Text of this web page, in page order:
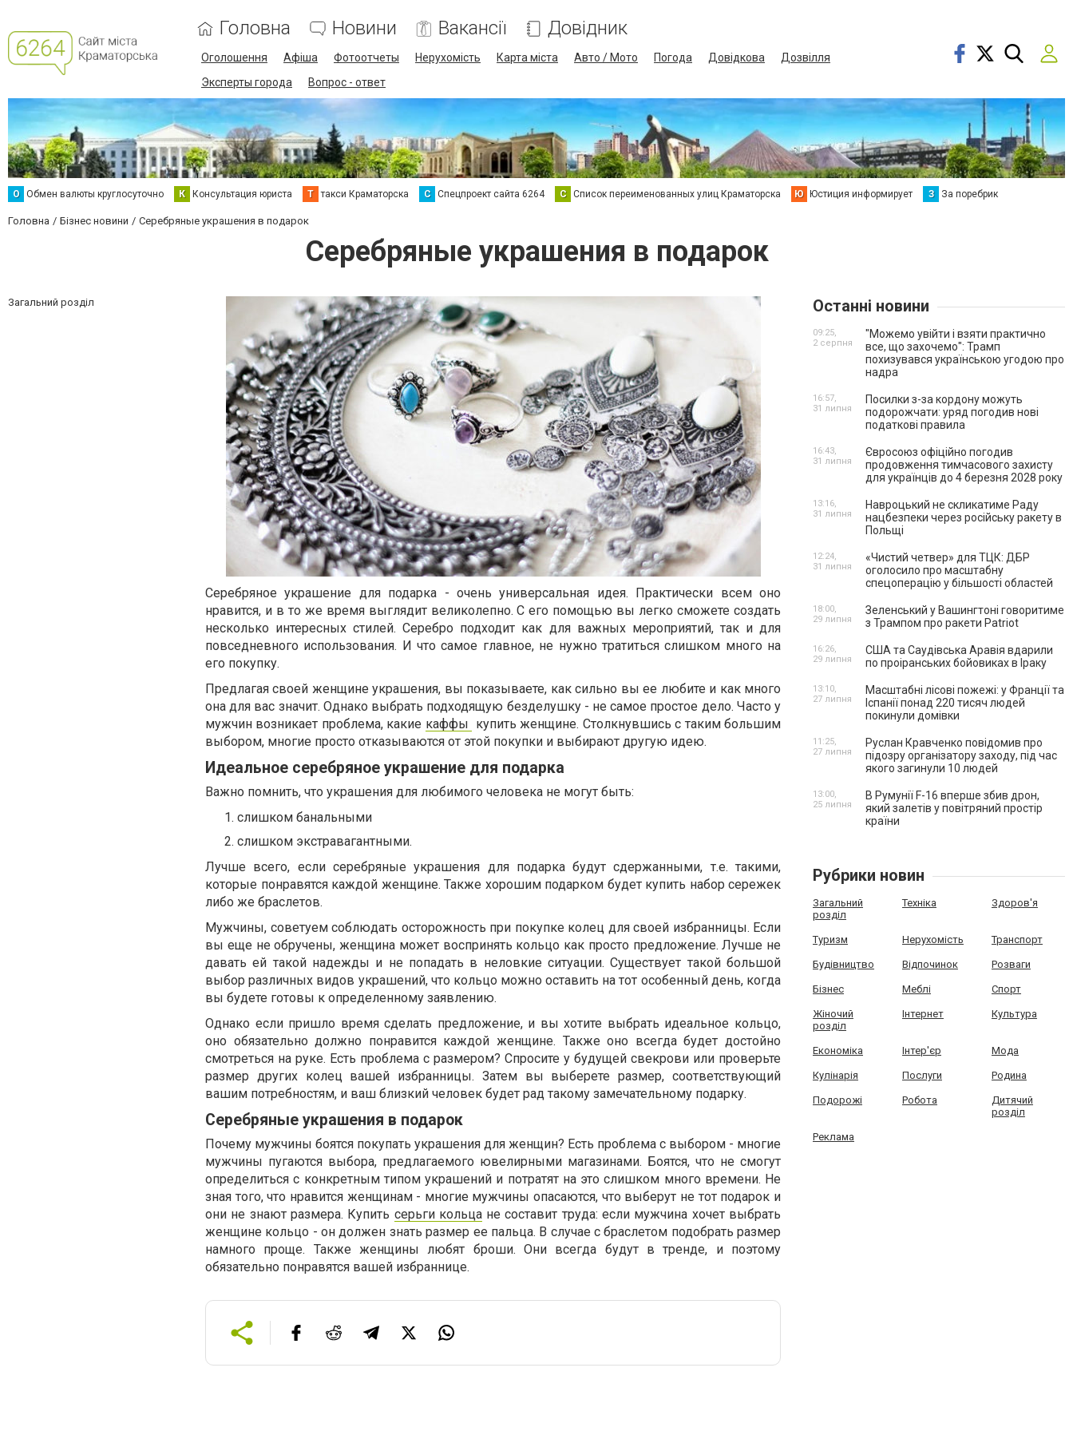
Головна Новини Вакансії Довідник
Оголошення Афіша Фотоотчеты Нерухомість Карта міста Авто / Мото Погода Довідкова
Дозвілля
Эксперты города
Вопрос - ответ
О Обмен валюты круглосуточно К Консультация юриста Т такси Краматорска С Спецпроект сайта 6264 С Список переименованных улиц Краматорска Ю Юстиция информирует З За поребрик
Головна Бізнес новини Серебряные украшения в подарок
Серебряные украшения в подарок
Загальний розділ
Серебряное украшение для подарка - очень универсальная идея. Практически всем оно
нравится, и в то же время выглядит великолепно. С его помощью вы легко сможете создать
несколько интересных стилей. Серебро подходит как для важных мероприятий, так и для
повседневного использования. И что самое главное, не нужно тратиться слишком много на
его покупку.
Предлагая своей женщине украшения, вы показываете, как сильно вы ее любите и как много
она для вас значит. Однако выбрать подходящую безделушку - не самое простое дело. Часто у
мужчин возникает проблема, какие каффы купить женщине. Столкнувшись с таким большим
выбором, многие просто отказываются от этой покупки и выбирают другую идею.
Идеальное серебряное украшение для подарка
Важно помнить, что украшения для любимого человека не могут быть:
слишком банальными
слишком экстравагантными.
Лучше всего, если серебряные украшения для подарка будут сдержанными, т.е. такими,
которые понравятся каждой женщине. Также хорошим подарком будет купить набор сережек
либо же браслетов.
Мужчины, советуем соблюдать осторожность при покупке колец для своей избранницы. Если
вы еще не обручены, женщина может воспринять кольцо как просто предложение. Лучше не
давать ей такой надежды и не попадать в неловкие ситуации. Существует такой большой
выбор различных видов украшений, что кольцо можно оставить на тот особенный день, когда
вы будете готовы к определенному заявлению.
Однако если пришло время сделать предложение, и вы хотите выбрать идеальное кольцо,
оно обязательно должно понравится каждой женщине. Также оно всегда будет достойно
смотреться на руке. Есть проблема с размером? Спросите у будущей свекрови или проверьте
размер других колец вашей избранницы. Затем вы выберете размер, соответствующий
вашим потребностям, и ваш близкий человек будет рад такому замечательному подарку.
Серебряные украшения в подарок
Почему мужчины боятся покупать украшения для женщин? Есть проблема с выбором - многие
мужчины пугаются выбора, предлагаемого ювелирными магазинами. Боятся, что не смогут
определиться с конкретным типом украшений и потратят на это слишком много времени. Не
зная того, что нравится женщинам - многие мужчины опасаются, что выберут не тот подарок и
они не знают размера. Купить серьги кольцане составит труда: если мужчина хочет выбрать
женщине кольцо - он должен знать размер ее пальца. В случае с браслетом подобрать размер
намного проще. Также женщины любят броши. Они всегда будут в тренде, и поэтому
обязательно понравятся вашей избраннице.
Останні новини
"Можемо увійти і взяти практично
все, що захочемо": Трамп
похизувався українською угодою про
надра
09:25,
2 серпня
Посилки з-за кордону можуть
подорожчати: уряд погодив нові
податкові правила
16:57,
31 липня
Євросоюз офіційно погодив
продовження тимчасового захисту
для українців до 4 березня 2028 року
16:43,
31 липня
Навроцький не скликатиме Раду
нацбезпеки через російську ракету в
Польщі
13:16,
31 липня
«Чистий четвер» для ТЦК: ДБР
оголосило про масштабну
спецоперацію у більшості областей
12:24,
31 липня
Зеленський у Вашингтоні говоритиме
з Трампом про ракети Patriot
18:00,
29 липня
США та Саудівська Аравія вдарили
по проіранських бойовиках в Іраку
16:26,
29 липня
Масштабні лісові пожежі: у Франції та
Іспанії понад 220 тисяч людей
покинули домівки
13:10,
27 липня
Руслан Кравченко повідомив про
підозру організатору заходу, під час
якого загинули 10 людей
11:25,
27 липня
В Румунії F-16 вперше збив дрон,
який залетів у повітряний простір
країни
13:00,
25 липня
Рубрики новин
Загальний
розділ
Техніка Здоров'я
Туризм Нерухомість Транспорт
Будівництво Відпочинок Розваги
Бізнес Меблі Спорт
Жіночий
розділ
Інтернет Культура
Економіка Інтер'єр Мода
Кулінарія Послуги Родина
Подорожі Робота
Дитячий
розділ
Реклама